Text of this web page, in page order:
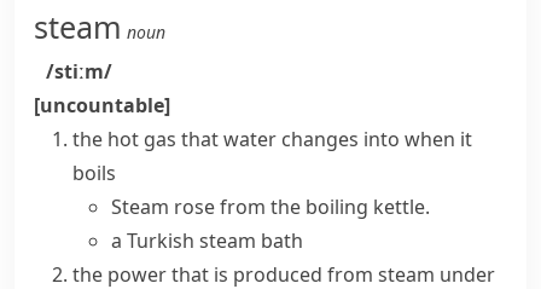
steam noun
/stiːm/
[uncountable]
the hot gas that water changes into when it
boils
Steam rose from the boiling kettle.
a Turkish steam bath
the power that is produced from steam under